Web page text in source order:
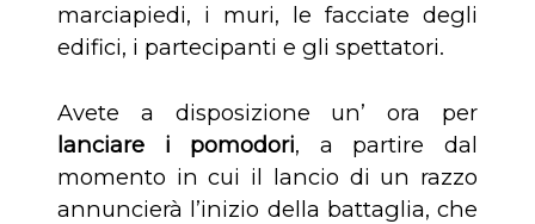
marciapiedi, i muri, le facciate degli
edifici, i partecipanti e gli spettatori.
Avete a disposizione un’ ora per
lanciare i pomodori, a partire dal
momento in cui il lancio di un razzo
annuncierà l’inizio della battaglia, che